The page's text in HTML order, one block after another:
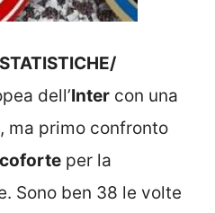
dell’Inter con una
ma primo confronto
per la
Sono ben 38 le volte